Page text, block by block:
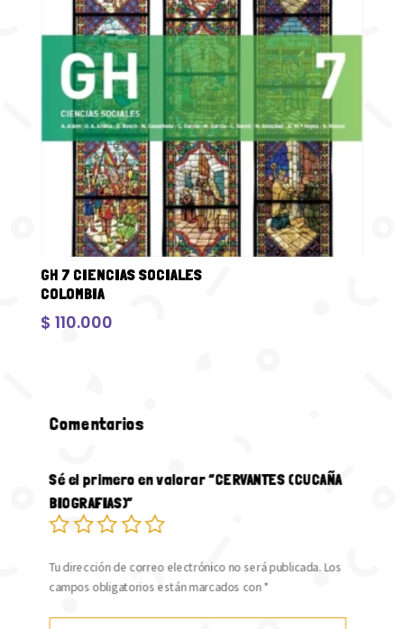
GH 7 CIENCIAS SOCIALES
COLOMBIA
$ 110.000
Comentarios
Sé el primero en valorar “CERVANTES (CUCAÑA
BIOGRAFIAS)”
Tu dirección de correo electrónico no será publicada. Los
campos obligatorios están marcados con*